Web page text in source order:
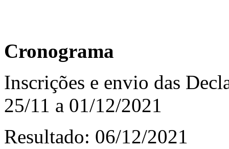
Cronograma
Inscrições e envio das
25/11 a 01/12/2021
Resultado: 06/12/2021